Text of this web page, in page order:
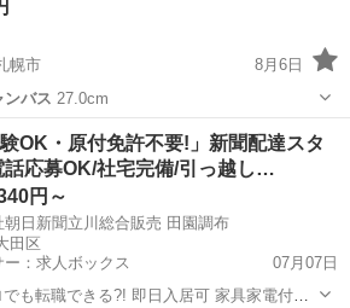
幌市
8月6日
ンバス 27.0cm
NIKE
験OK・原付免許不要!」新聞配達スタ
話応募OK/社宅完備/引っ越し…
円～
朝日新聞立川総合販売 田園調布
田区
ー：求人ボックス
07月07日
も転職できる?! 即日入居可 家具家電付き